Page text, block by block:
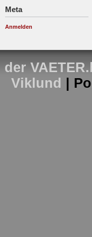
Meta
Anmelden
der
Viklund
|